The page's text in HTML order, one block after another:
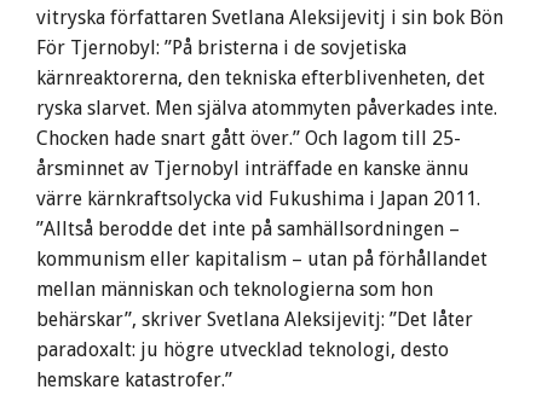
vitryska författaren Svetlana Aleksijevitj i sin bok Bön
För Tjernobyl: ”På bristerna i de sovjetiska
kärnreaktorerna, den tekniska efterblivenheten, det
ryska slarvet. Men själva atommyten påverkades inte.
Chocken hade snart gått över.” Och lagom till 25-
årsminnet av Tjernobyl inträffade en kanske ännu
värre kärnkraftsolycka vid Fukushima i Japan 2011.
”Alltså berodde det inte på samhällsordningen –
kommunism eller kapitalism – utan på förhållandet
mellan människan och teknologierna som hon
behärskar”, skriver Svetlana Aleksijevitj: ”Det låter
paradoxalt: ju högre utvecklad teknologi, desto
hemskare katastrofer.”